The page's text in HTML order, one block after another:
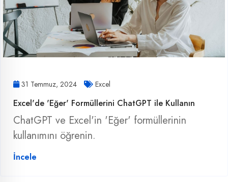
31 Temmuz, 2024 Excel
Excel'de 'Eğer' Formüllerini ChatGPT ile Kullanın
ChatGPT ve Excel'in 'Eğer' formüllerinin
kullanımını öğrenin.
İncele